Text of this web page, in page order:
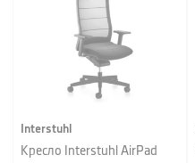
Interstuhl
Кресло Interstuhl AirPad